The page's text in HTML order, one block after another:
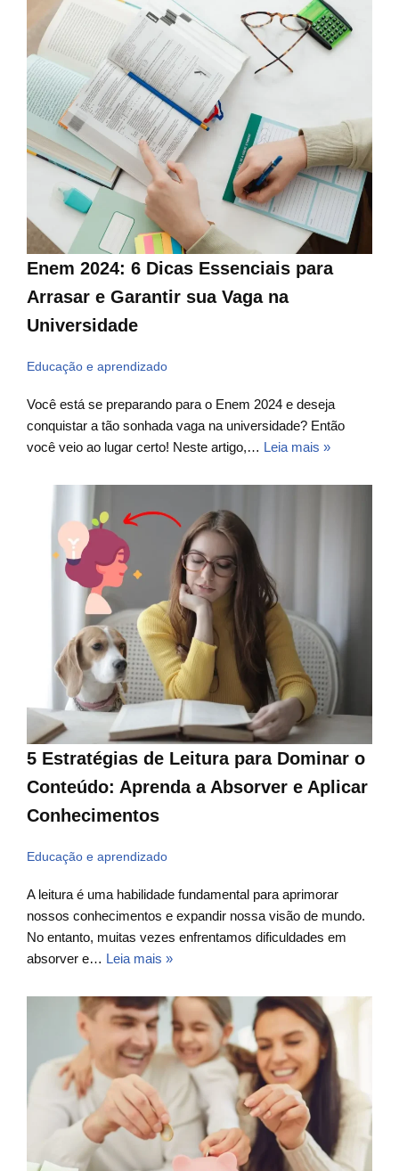
Enem 2024: 6 Dicas Essenciais para
Arrasar e Garantir sua Vaga na
Universidade
Educação e aprendizado
Você está se preparando para o Enem 2024 e deseja
conquistar a tão sonhada vaga na universidade? Então
você veio ao lugar certo! Neste artigo,… Leia mais »
5 Estratégias de Leitura para Dominar o
Conteúdo: Aprenda a Absorver e Aplicar
Conhecimentos
Educação e aprendizado
A leitura é uma habilidade fundamental para aprimorar
nossos conhecimentos e expandir nossa visão de mundo.
No entanto, muitas vezes enfrentamos dificuldades em
absorver e… Leia mais »